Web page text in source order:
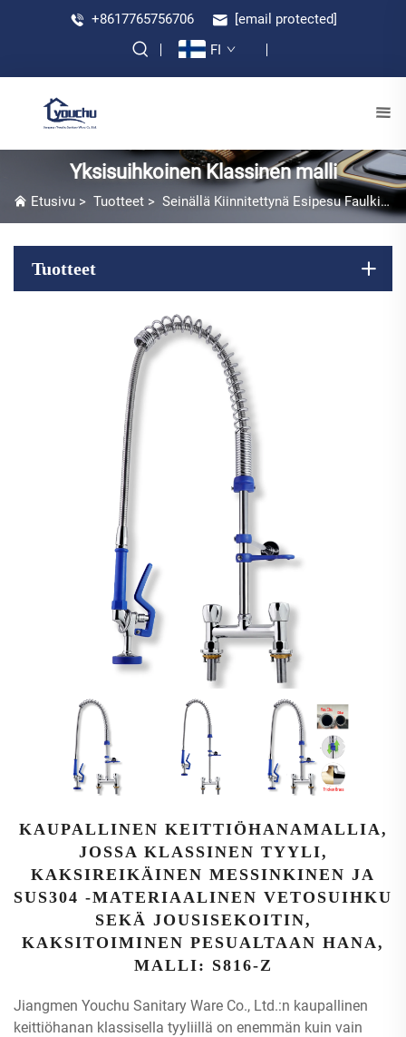
+8617765756706
[email protected]
FI
Yksisuihkoinen Klassinen malli
Etusivu > Tuotteet > Seinällä Kiinnitettynä Esipesu Faulki>
Tuotteet
KAUPALLINEN KEITTIÖHANAMALLIA,
JOSSA KLASSINEN TYYLI,
KAKSIREIKÄINEN MESSINKINEN JA
SUS304 -MATERIAALINEN VETOSUIHKU
SEKÄ JOUSISEKOITIN,
KAKSITOIMINEN PESUALTAAN HANA,
MALLI: S816-Z
Jiangmen Youchu Sanitary Ware Co., Ltd.:n kaupallinen
keittiöhanan klassisella tyyliillä on enemmän kuin vain